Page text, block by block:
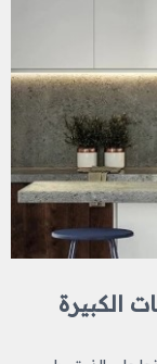
الكبيرة